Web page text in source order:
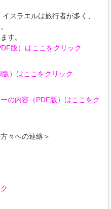
スラエルは旅行者が多く、
す。
版）はここをクリック
）はここをクリック
の内容（PDF版）はここをク
々への連絡＞